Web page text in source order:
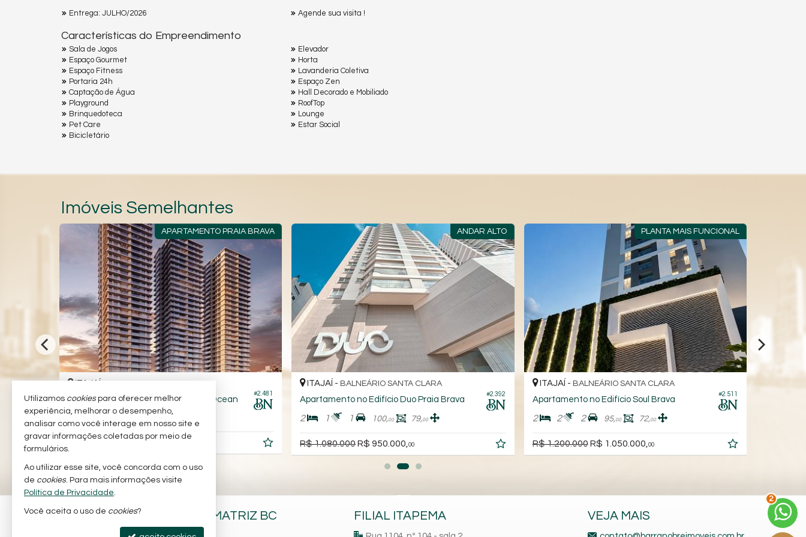
Entrega: JULHO/2026 Agende sua visita !
Características do Empreendimento
Sala de Jogos
Espaço Gourmet
Espaço Fitness
Portaria 24h
Captação de Água
Playground
Brinquedoteca
Pet Care
Bicicletário
Elevador
Horta
Lavanderia Coletiva
Espaço Zen
Hall Decorado e Mobiliado
RoofTop
Lounge
Estar Social
Imóveis Semelhantes
APARTAMENTO PRAIA BRAVA
ITAJAÍ -
Apartamento no Edifício Edf Brava Ocean
R$ 2.160.000,
ANDAR ALTO
BALNEÁRIO SANTA CLARA
Apartamento no Edifício Duo Praia Brava
1 100, 79,00
R$ 1.080.000R$ 950.000,00
PLANTA MAIS FUNCIONAL
BALNEÁRIO SANTA CLARA
Apartamento no Edifício Soul Brava
2 95,00 72, 00
R$ 1.200.000R$ 1.050.000,00 R$ 1.270.000,
BARRA NOBRE IMÓVEIS - MATRIZ BC FILIAL ITAPEMA VEJA MAIS
2
Utilizamos cookiespara oferecer melhor
experiência, melhorar o desempenho,
analisar como você interage em nosso site e
gravar informações coletadas por meio de
formulários.
Ao utilizar esse site, você concorda com o uso
de cookies. Para mais informações visite
Política de Privacidade.
Você aceita o uso de cookies?